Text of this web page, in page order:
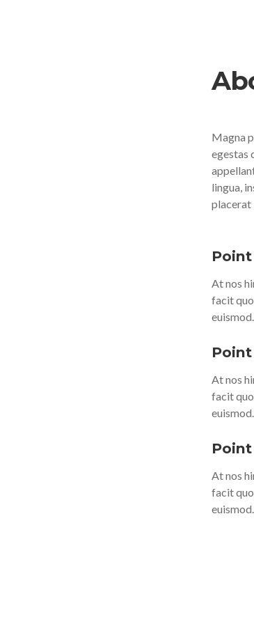
Magna
egestas
lingua,
placerat
At nos
facit
euismod.
At nos
facit
euismod.
At nos
facit
euismod.